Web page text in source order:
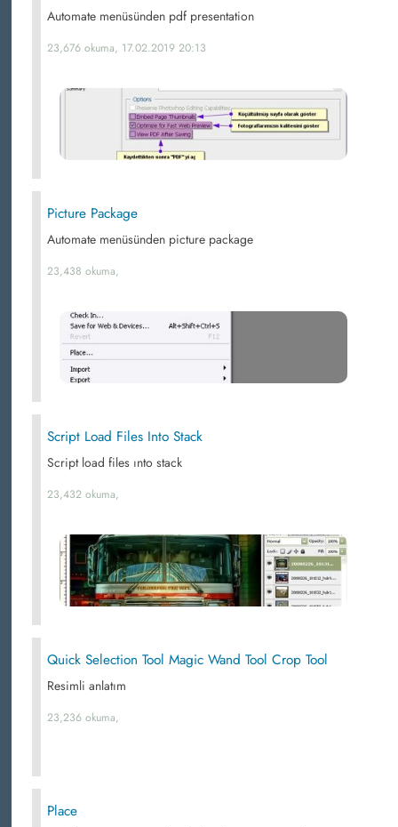
Automate menüsünden pdf presentation
23,676 okuma, 17.02.2019 20:13
Picture Package
Automate menüsünden picture package
23,438 okuma,
Script Load Files Into Stack
Script load files ınto stack
23,432 okuma,
Quick Selection Tool Magic Wand Tool Crop Tool
Resimli anlatım
23,236 okuma,
Place